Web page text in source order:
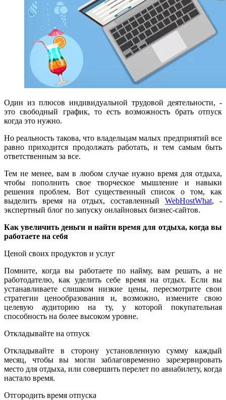
Один из плюсов индивидуальной трудовой деятельности, -
это свободный график, то есть возможность брать отпуск
когда это нужно.
Но реальность такова, что владельцам малых предприятий все
равно приходится продолжать работать, и тем самым быть
ответственным за все.
Тем не менее, вам в любом случае нужно время для отдыха,
чтобы пополнить свое творческое мышление и навыки
решения проблем. Вот существенный список о том, как
выделить время на отдых, составленный WebHostWhat, -
экспертный блог по запуску онлайновых бизнес-сайтов.
Как увеличить деньги и найти время для отдыха, когда вы
работаете на себя
Ценой своих продуктов и услуг
Помните, когда вы работаете по найму, вам решать, а не
работодателю, как уделить себе время на отдых. Если вы
устанавливаете слишком низкие цены, пересмотрите свои
стратегии ценообразования и, возможно, измените свою
целевую аудиторию на ту, у которой покупательная
способность на более высоком уровне.
Откладывайте на отпуск
Откладывайте в сторону установленную сумму каждый
месяц, чтобы вы могли заблаговременно зарезервировать
место для отдыха, или совершить перелет по авиабилету, когда
настало время.
Отгородить время отпуска